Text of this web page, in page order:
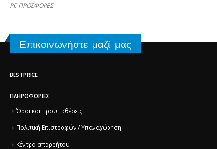
PC ΠΡΟΣΦΟΡΕΣ
Επικοινωνήστε μαζί μας
BESTPRICE
ΠΛΗΡΟΦΟΡΊΕΣ
Όροι και προϋποθέσεις
Πολιτική Επιστροφών / Υπαναχώρηση
Κέντρο απορρήτου